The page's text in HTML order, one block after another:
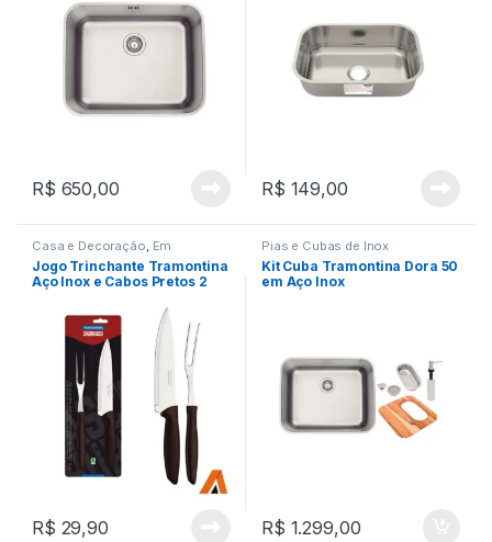
R$ 650,00 R$ 149,00
Casa e Decoração, Em
Promoção Utensílios de
Cozinha
Jogo Trinchante Tramontina
Aço Inox e Cabos Pretos 2
R$ 29,90
Pias e Cubas de Inox
Kit Cuba Tramontina Dora 50
em Aço Inox
R$ 1.299,00